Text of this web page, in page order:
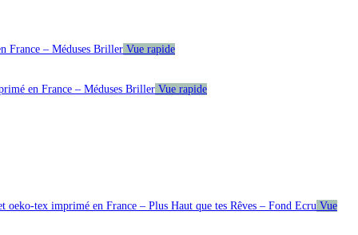
Vue rapide
Vue rapide
Vue